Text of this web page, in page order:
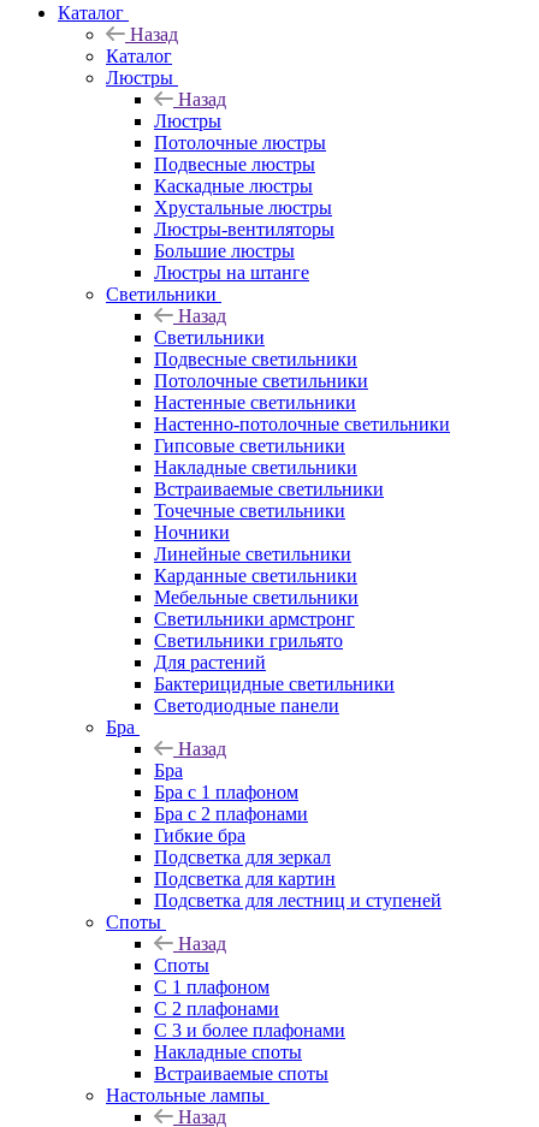
Каталог
Назад
Каталог
Люстры
Назад
Люстры
Потолочные люстры
Подвесные люстры
Каскадные люстры
Хрустальные люстры
Люстры-вентиляторы
Большие люстры
Люстры на штанге
Светильники
Назад
Светильники
Подвесные светильники
Потолочные светильники
Настенные светильники
Настенно-потолочные светильники
Гипсовые светильники
Накладные светильники
Встраиваемые светильники
Точечные светильники
Ночники
Линейные светильники
Карданные светильники
Мебельные светильники
Светильники армстронг
Светильники грильято
Для растений
Бактерицидные светильники
Светодиодные панели
Бра
Назад
Бра
Бра с 1 плафоном
Бра с 2 плафонами
Гибкие бра
Подсветка для зеркал
Подсветка для картин
Подсветка для лестниц и ступеней
Споты
Назад
Споты
С 1 плафоном
С 2 плафонами
С 3 и более плафонами
Накладные споты
Встраиваемые споты
Настольные лампы
Назад